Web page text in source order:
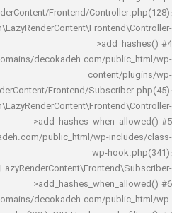
LazyRenderContent/Frontend/
decoka/domains/decokadeh.com/
LazyRenderContent/Frontend/
decokadeh.com/public_html/wp-
wp-
decoka/domains/decokadeh.com/